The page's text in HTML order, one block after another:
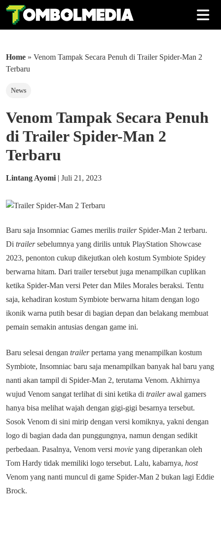
Home » Venom Tampak Secara Penuh di Trailer Spider-Man 2
Terbaru
News
Venom Tampak Secara Penuh
di Trailer Spider-Man 2
Terbaru
Lintang Ayomi | Juli 21, 2023
Baru saja Insomniac Games merilis trailerSpider-Man 2 terbaru.
Di trailersebelumnya yang dirilis untuk PlayStation Showcase
2023, penonton cukup dikejutkan oleh kostum Symbiote Spidey
berwarna hitam. Dari trailer tersebut juga menampilkan cuplikan
ketika Spider-Man versi Peter dan Miles Morales beraksi. Tentu
saja, kehadiran kostum Symbiote berwarna hitam dengan logo
ikonik warna putih besar di bagian depan dan belakang membuat
pemain semakin antusias dengan game ini.
Baru selesai dengan trailerpertama yang menampilkan kostum
Symbiote, Insomniac baru saja menampilkan banyak hal baru yang
nanti akan tampil di Spider-Man 2, terutama Venom. Akhirnya
wujud Venom sangat terlihat di sini ketika di trailerawal gamers
hanya bisa melihat wajah dengan gigi-gigi besarnya tersebut.
Sosok Venom di sini mirip dengan versi komiknya, yakni dengan
logo di bagian dada dan punggungnya, namun dengan sedikit
perbedaan. Pasalnya, Venom versi movie yang diperankan oleh
Tom Hardy tidak memiliki logo tersebut. Lalu, kabarnya, host
Venom yang nanti muncul di game Spider-Man 2 bukan lagi Eddie
Brock.